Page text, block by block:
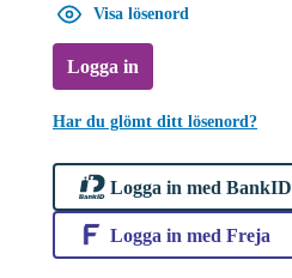
Visa lösenord
Logga in
Har du glömt ditt lösenord?
Logga in med BankID
Logga in med Freja